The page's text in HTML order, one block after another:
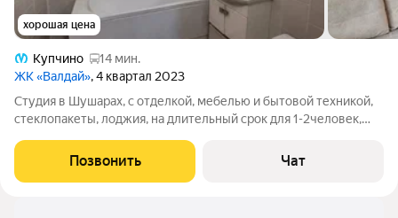
хорошая цена
Купчино
14 мин.
ЖК «Валдай», 4 квартал 2023
Студия в Шушарах, с отделкой, мебелью и бытовой техникой,
стеклопакеты, лоджия, на длительный срок для 1-2человек,
Позвонить Чат